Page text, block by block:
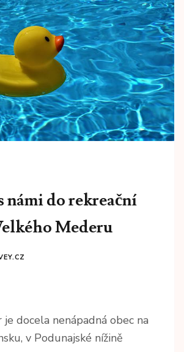
námi do rekreační
Mederu
docela nenápadná obec na
v Podunajské nížině